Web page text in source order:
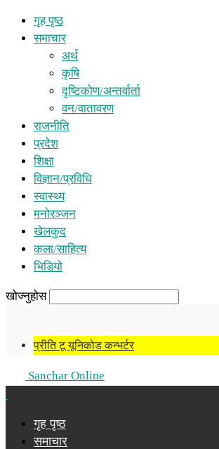
गृह पृष्ठ
समाचार
अर्थ
कृषि
दृष्टिकोण/अन्तर्वार्ता
वन/वातावरण
राजनीति
प्रदेश
शिक्षा
विज्ञान/प्रविधि
स्वास्थ्य
मनोरञ्जन
खेलकुद
कला/साहित्य
भिडियो
खोज्नुहोस
प्रीति टू यूनिकोड कन्भर्टर
Sanchar Online
गृह पृष्ठ
समाचार